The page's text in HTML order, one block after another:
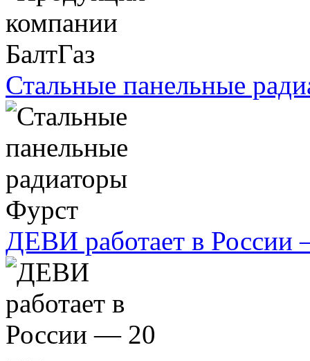
Стальные панельные
ДЕВИ работает в России